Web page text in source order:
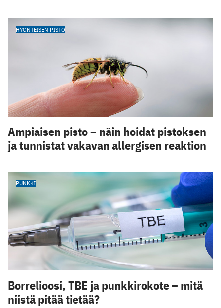
HYÖNTEISEN PISTO
Ampiaisen pisto – näin hoidat pistoksen
ja tunnistat vakavan allergisen reaktion
PUNKKI
Borrelioosi, TBE ja punkkirokote – mitä
niistä pitää tietää?